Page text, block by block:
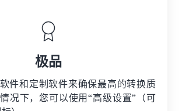
极品
件和定制软件来确保最高的转换质
况下，您可以使用“高级设置”（可